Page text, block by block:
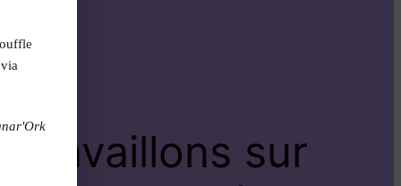
travaillons sur